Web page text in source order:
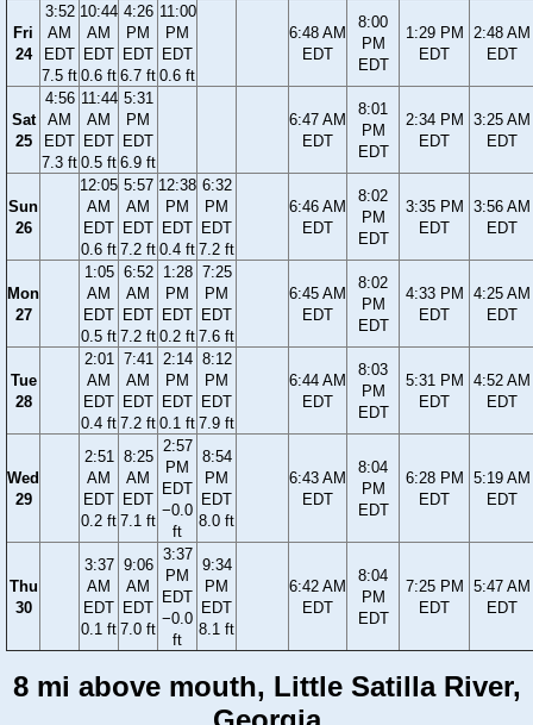
Fri
24
3:52
AM
EDT
7.5 ft
10:44
AM
EDT
0.6 ft
4:26
PM
EDT
6.7 ft
11:00
PM
EDT
0.6 ft
6:48 AM
EDT
8:00
PM
EDT
1:29 PM
EDT
2:48 AM
EDT
Sat
25
4:56
AM
EDT
7.3 ft
11:44
AM
EDT
0.5 ft
5:31
PM
EDT
6.9 ft
6:47 AM
EDT
8:01
PM
EDT
2:34 PM
EDT
3:25 AM
EDT
Sun
26
12:05
AM
EDT
0.6 ft
5:57
AM
EDT
7.2 ft
12:38
PM
EDT
0.4 ft
6:32
PM
EDT
7.2 ft
6:46 AM
EDT
8:02
PM
EDT
3:35 PM
EDT
3:56 AM
EDT
Mon
27
1:05
AM
EDT
0.5 ft
6:52
AM
EDT
7.2 ft
1:28
PM
EDT
0.2 ft
7:25
PM
EDT
7.6 ft
6:45 AM
EDT
8:02
PM
EDT
4:33 PM
EDT
4:25 AM
EDT
Tue
28
2:01
AM
EDT
0.4 ft
7:41
AM
EDT
7.2 ft
2:14
PM
EDT
0.1 ft
8:12
PM
EDT
7.9 ft
6:44 AM
EDT
8:03
PM
EDT
5:31 PM
EDT
4:52 AM
EDT
Wed
29
2:51
AM
EDT
0.2 ft
8:25
AM
EDT
7.1 ft
2:57
PM
EDT
−0.0
ft
8:54
PM
EDT
8.0 ft
6:43 AM
EDT
8:04
PM
EDT
6:28 PM
EDT
5:19 AM
EDT
Thu
30
3:37
AM
EDT
0.1 ft
9:06
AM
EDT
7.0 ft
3:37
PM
EDT
−0.0
ft
9:34
PM
EDT
8.1 ft
6:42 AM
EDT
8:04
PM
EDT
7:25 PM
EDT
5:47 AM
EDT
8 mi above mouth, Little Satilla River,